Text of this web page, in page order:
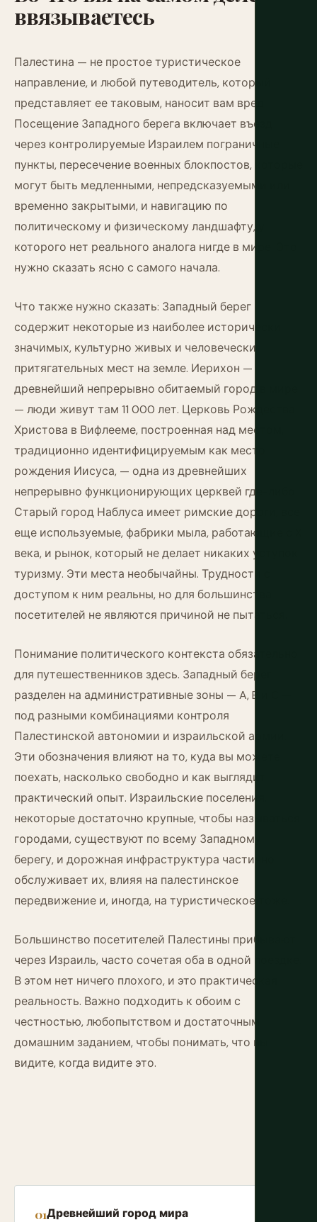
ввязываетесь
Палестина — не простое туристическое
направление, и любой путеводитель, который
представляет ее таковым, наносит вам вред.
Посещение Западного берега включает въезд
через контролируемые Израилем пограничные
пункты, пересечение военных блокпостов, которые
могут быть медленными, непредсказуемыми или
временно закрытыми, и навигацию по
политическому и физическому ландшафту, у
которого нет реального аналога нигде в мире. Это
нужно сказать ясно с самого начала.
Что также нужно сказать: Западный берег
содержит некоторые из наиболее исторически
значимых, культурно живых и человечески
притягательных мест на земле. Иерихон —
древнейший непрерывно обитаемый город в мире
— люди живут там 11 000 лет. Церковь Рождества
Христова в Вифлееме, построенная над местом,
традиционно идентифицируемым как место
рождения Иисуса, — одна из древнейших
непрерывно функционирующих церквей где-либо.
Старый город Наблуса имеет римские дороги, все
еще используемые, фабрики мыла, работающие с X
века, и рынок, который не делает никаких уступок
туризму. Эти места необычайны. Трудности с
доступом к ним реальны, но для большинства
посетителей не являются причиной не пытаться.
Понимание политического контекста обязательно
для путешественников здесь. Западный берег
разделен на административные зоны — A, B и C —
под разными комбинациями контроля
Палестинской автономии и израильской армии.
Эти обозначения влияют на то, куда вы можете
поехать, насколько свободно и как выглядит
практический опыт. Израильские поселения,
некоторые достаточно крупные, чтобы называться
городами, существуют по всему Западному
берегу, и дорожная инфраструктура частично
обслуживает их, влияя на палестинское
передвижение и, иногда, на туристическое тоже.
Большинство посетителей Палестины прибывают
через Израиль, часто сочетая оба в одной поездке.
В этом нет ничего плохого, и это практическая
реальность. Важно подходить к обоим с
честностью, любопытством и достаточным
домашним заданием, чтобы понимать, что вы
видите, когда видите это.
Древнейший город мира